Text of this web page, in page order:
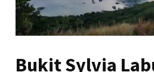
Bukit Sylvia